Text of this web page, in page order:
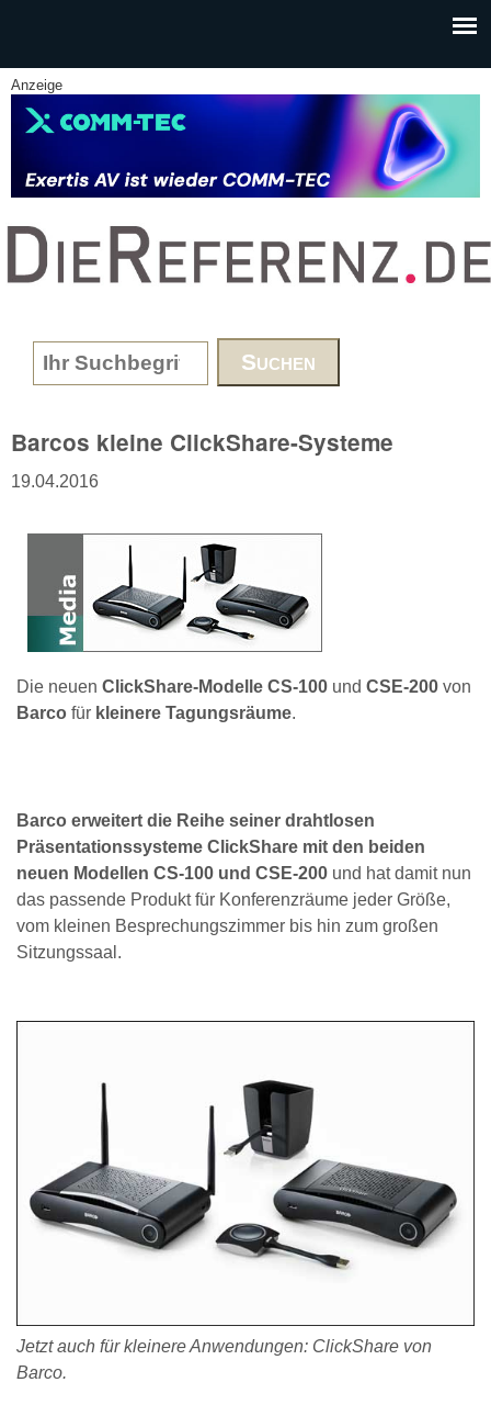
Anzeige
www.DieReferenz.de
Search form
Barcos kleine ClickShare-Systeme
19.04.2016
Die neuen ClickShare-Modelle CS-100 und CSE-200 von
Barco für kleinere Tagungsräume.
Barco erweitert die Reihe seiner drahtlosen
Präsentationssysteme ClickShare mit den beiden
neuen Modellen CS-100 und CSE-200 und hat damit nun
das passende Produkt für Konferenzräume jeder Größe,
vom kleinen Besprechungszimmer bis hin zum großen
Sitzungssaal.
Jetzt auch für kleinere Anwendungen: ClickShare von
Barco.